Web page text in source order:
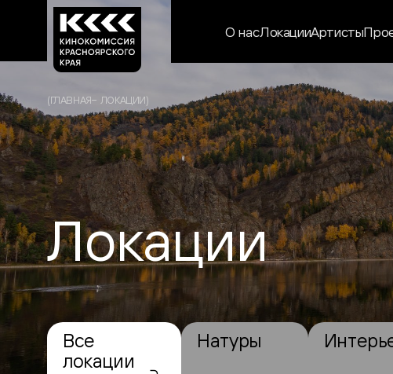
О насЛокацииАртисты
(ГЛАВНАЯ ЛОКАЦИИ)
Локации
Все
локации
Натуры